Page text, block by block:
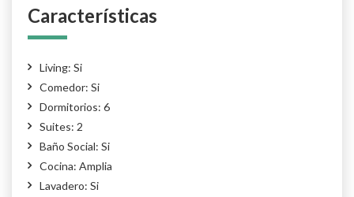
Características
Living: Si
Comedor: Si
Dormitorios: 6
Suites: 2
Baño Social: Si
Cocina: Amplia
Lavadero: Si